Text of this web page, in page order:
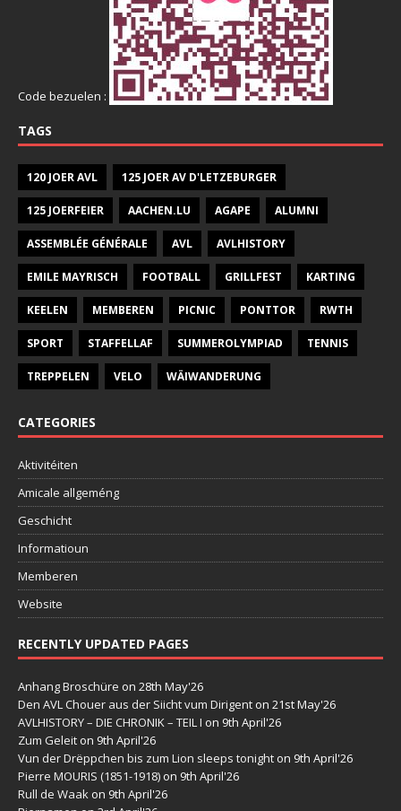
Code bezuelen :
TAGS
120 JOER AVL 125 JOER AV D'LETZEBURGER
125 JOERFEIER AACHEN.LU AGAPE ALUMNI
ASSEMBLÉE GÉNÉRALE AVL AVLHISTORY
EMILE MAYRISCH FOOTBALL GRILLFEST KARTING
KEELEN MEMBEREN PICNIC PONTTOR RWTH
SPORT STAFFELLAF SUMMEROLYMPIAD TENNIS
TREPPELEN VELO WÄIWANDERUNG
CATEGORIES
Aktivitéiten
Amicale allgeméng
Geschicht
Informatioun
Memberen
Website
RECENTLY UPDATED PAGES
Anhang Broschüre on 28th May'26
Den AVL Chouer aus der Siicht vum Dirigent on 21st May'26
AVLHISTORY – DIE CHRONIK – TEIL I on 9th April'26
Zum Geleit on 9th April'26
Vun der Drëppchen bis zum Lion sleeps tonight on 9th April'26
Pierre MOURIS (1851-1918) on 9th April'26
Rull de Waak on 9th April'26